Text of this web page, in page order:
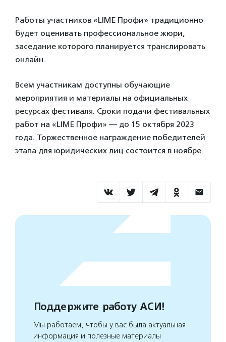
Работы участников «LIME Профи» традиционно
будет оценивать профессиональное жюри,
заседание которого планируется транслировать
онлайн.
Всем участникам доступны обучающие
мероприятия и материалы на официальных
ресурсах фестиваля. Сроки подачи фестивальных
работ на «LIME Профи» — до 15 октября 2023
года. Торжественное награждение победителей
этапа для юридических лиц состоится в ноябре.
Поддержите работу АСИ!
Мы работаем, чтобы у вас была актуальная
информация и полезные материалы